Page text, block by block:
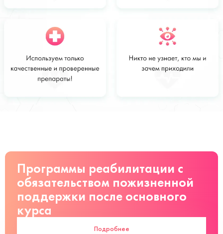
Стоимость
от 2200 руб
Заказать
Программы реабилитации с
обязательством пожизненной
поддержки после основного
курса
Подробнее